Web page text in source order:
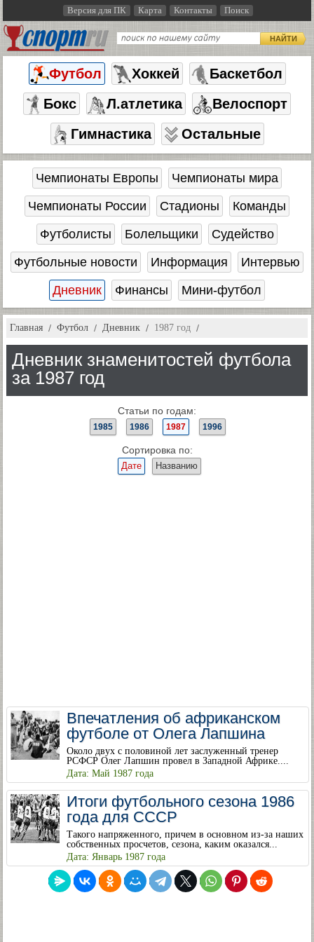
Версия для ПК Карта Контакты Поиск
НАЙТИ
Футбол Хоккей
Баскетбол
Бокс
Л.атлетика
Велоспорт
Гимнастика
Остальные
Чемпионаты Европы
Чемпионаты мира
Чемпионаты России
Стадионы
Команды
Футболисты
Болельщики
Судейство
Футбольные новости
Информация
Интервью
Дневник
Финансы Мини-футбол
Главная Футбол Дневник 1987 год
Дневник знаменитостей футбола
за 1987 год
Статьи по годам:
1985 1986 1987 1996
Сортировка по:
Дате Названию
Впечатления об африканском
футболе от Олега Лапшина
Около двух с половиной лет заслуженный тренер
РСФСР Олег Лапшин провел в Западной Африке....
Дата: Май 1987 года
Итоги футбольного сезона 1986
года для СССР
Такого напряженного, причем в основном из-за наших
собственных просчетов, сезона, каким оказался...
Дата: Январь 1987 года